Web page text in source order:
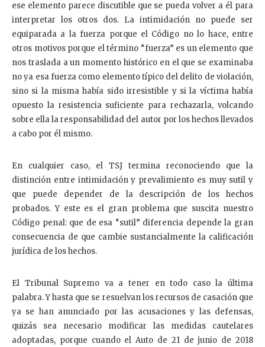
ese elemento parece discutible que se pueda volver a él para
interpretar los otros dos. La intimidación no puede ser
equiparada a la fuerza porque el Código no lo hace, entre
otros motivos porque el término “fuerza” es un elemento que
nos traslada a un momento histórico en el que se examinaba
no ya esa fuerza como elemento típico del delito de violación,
sino si la misma había sido irresistible y si la víctima había
opuesto la resistencia suficiente para rechazarla, volcando
sobre ella la responsabilidad del autor por los hechos llevados
a cabo por él mismo.
En cualquier caso, el TSJ termina reconociendo que la
distinción entre intimidación y prevalimiento es muy sutil y
que puede depender de la descripción de los hechos
probados. Y este es el gran problema que suscita nuestro
Código penal: que de esa “sutil” diferencia depende la gran
consecuencia de que cambie sustancialmente la calificación
jurídica de los hechos.
El Tribunal Supremo va a tener en todo caso la última
palabra. Y hasta que se resuelvan los recursos de casación que
ya se han anunciado por las acusaciones y las defensas,
quizás sea necesario modificar las medidas cautelares
adoptadas, porque cuando el Auto de 21 de junio de 2018